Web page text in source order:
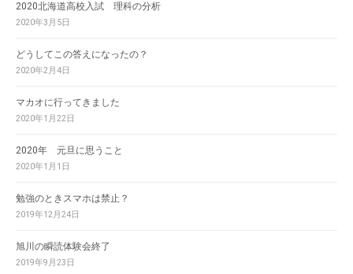
2020北海道高校入試 理科の分析
2020年3月5日
どうしてこの答えになったの？
2020年2月4日
マカオに行ってきました
2020年1月22日
2020年 元旦に思うこと
2020年1月1日
勉強のときスマホは禁止？
2019年12月24日
旭川の瞬読体験会終了
2019年9月23日